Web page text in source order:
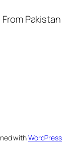
Pakistan
withWordPress